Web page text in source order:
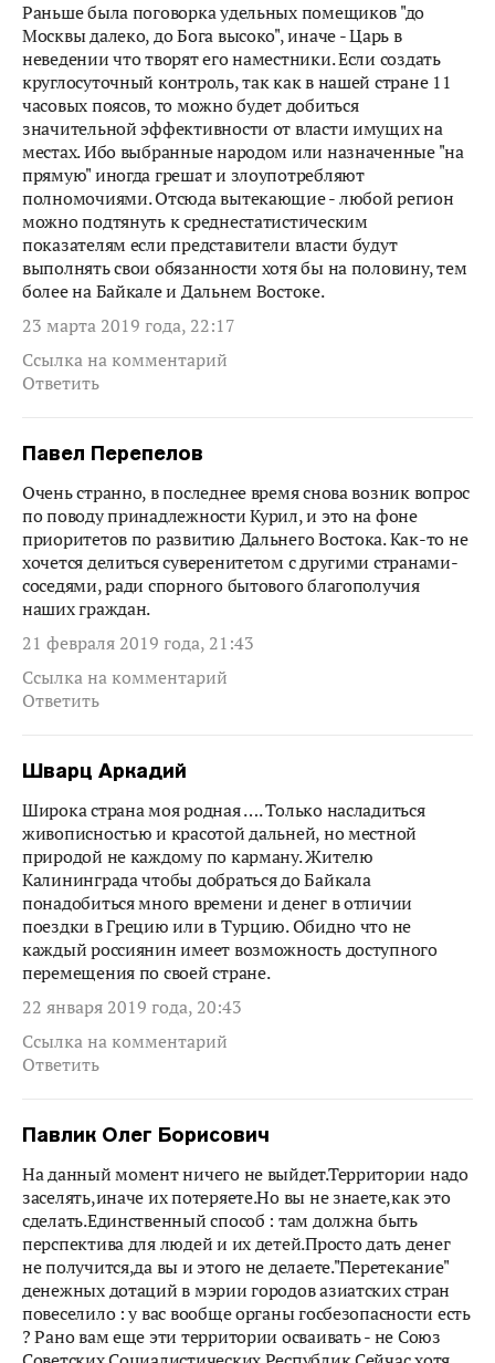
Раньше была поговорка удельных помещиков "до
Москвы далеко, до Бога высоко", иначе - Царь в
неведении что творят его наместники. Если создать
круглосуточный контроль, так как в нашей стране 11
часовых поясов, то можно будет добиться
значительной эффективности от власти имущих на
местах. Ибо выбранные народом или назначенные "на
прямую" иногда грешат и злоупотребляют
полномочиями. Отсюда вытекающие - любой регион
можно подтянуть к среднестатистическим
показателям если представители власти будут
выполнять свои обязанности хотя бы на половину, тем
более на Байкале и Дальнем Востоке.
23 марта 2019 года, 22:17
Ссылка на комментарий
Ответить
Павел Перепелов
Очень странно, в последнее время снова возник вопрос
по поводу принадлежности Курил, и это на фоне
приоритетов по развитию Дальнего Востока. Как-то не
хочется делиться суверенитетом с другими странами-
соседями, ради спорного бытового благополучия
наших граждан.
21 февраля 2019 года, 21:43
Ссылка на комментарий
Ответить
Шварц Аркадий
Широка страна моя родная …. Только насладиться
живописностью и красотой дальней, но местной
природой не каждому по карману. Жителю
Калининграда чтобы добраться до Байкала
понадобиться много времени и денег в отличии
поездки в Грецию или в Турцию. Обидно что не
каждый россиянин имеет возможность доступного
перемещения по своей стране.
22 января 2019 года, 20:43
Ссылка на комментарий
Ответить
Павлик Олег Борисович
На данный момент ничего не выйдет.Территории надо
заселять,иначе их потеряете.Но вы не знаете,как это
сделать.Единственный способ : там должна быть
перспектива для людей и их детей.Просто дать денег
не получится,да вы и этого не делаете."Перетекание"
денежных дотаций в мэрии городов азиатских стран
повеселило : у вас вообще органы госбезопасности есть
? Рано вам еще эти территории осваивать - не Союз